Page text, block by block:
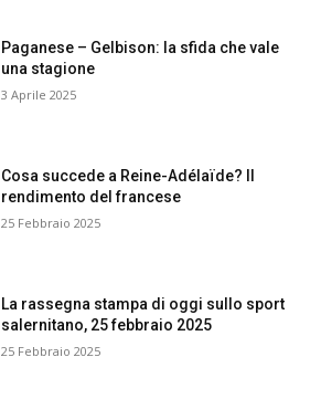
Paganese – Gelbison: la sfida che vale
una stagione
3 Aprile 2025
Cosa succede a Reine-Adélaïde? Il
rendimento del francese
25 Febbraio 2025
La rassegna stampa di oggi sullo sport
salernitano, 25 febbraio 2025
25 Febbraio 2025